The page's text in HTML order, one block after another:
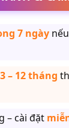
7 ngày
3 – 12 tháng
– cài đặt